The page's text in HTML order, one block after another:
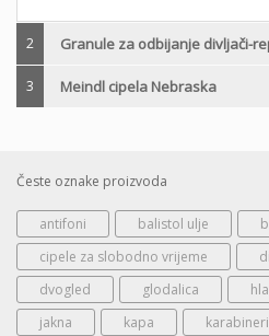
2 Granule za odbijanje divljači-
3 Meindl cipela Nebraska
Česte oznake proizvoda
antifoni balistol ulje
cipele za slobodno vrijeme
dvogled
glodalica
jakna
kapa karabineri